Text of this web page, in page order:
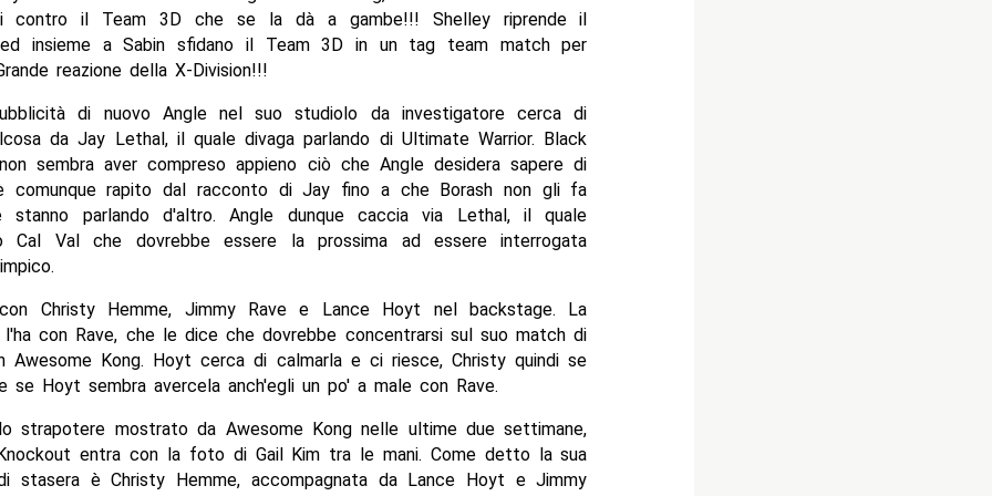
contro il Team 3D che se la dà a gambe!!! Shelley riprende il
insieme a Sabin sfidano il Team 3D in un tag team match per
reazione della X-Division!!!
di nuovo Angle nel suo studiolo da investigatore cerca di
da Jay Lethal, il quale divaga parlando di Ultimate Warrior. Black
sembra aver compreso appieno ciò che Angle desidera sapere di
comunque rapito dal racconto di Jay fino a che Borash non gli fa
stanno parlando d'altro. Angle dunque caccia via Lethal, il quale
Cal Val che dovrebbe essere la prossima ad essere interrogata
Christy Hemme, Jimmy Rave e Lance Hoyt nel backstage. La
con Rave, che le dice che dovrebbe concentrarsi sul suo match di
Awesome Kong. Hoyt cerca di calmarla e ci riesce, Christy quindi se
se Hoyt sembra avercela anch'egli un po' a male con Rave.
strapotere mostrato da Awesome Kong nelle ultime due settimane,
entra con la foto di Gail Kim tra le mani. Come detto la sua
stasera è Christy Hemme, accompagnata da Lance Hoyt e Jimmy